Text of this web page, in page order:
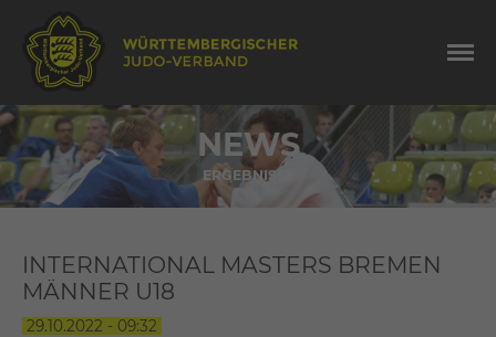
NEWS
ERGEBNISSE
INTERNATIONAL MASTERS BREMEN
MÄNNER U18
29.10.2022 - 09:32